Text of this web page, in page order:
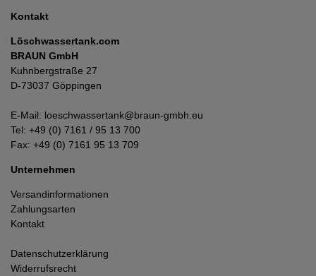
Kontakt
Löschwassertank.com
BRAUN GmbH
Kuhnbergstraße 27
D-73037 Göppingen
E-Mail: loeschwassertank@braun-gmbh.eu
Tel: +49 (0) 7161 / 95 13 700
Fax: +49 (0) 7161 95 13 709
Unternehmen
Versandinformationen
Zahlungsarten
Kontakt
Datenschutzerklärung
Widerrufsrecht